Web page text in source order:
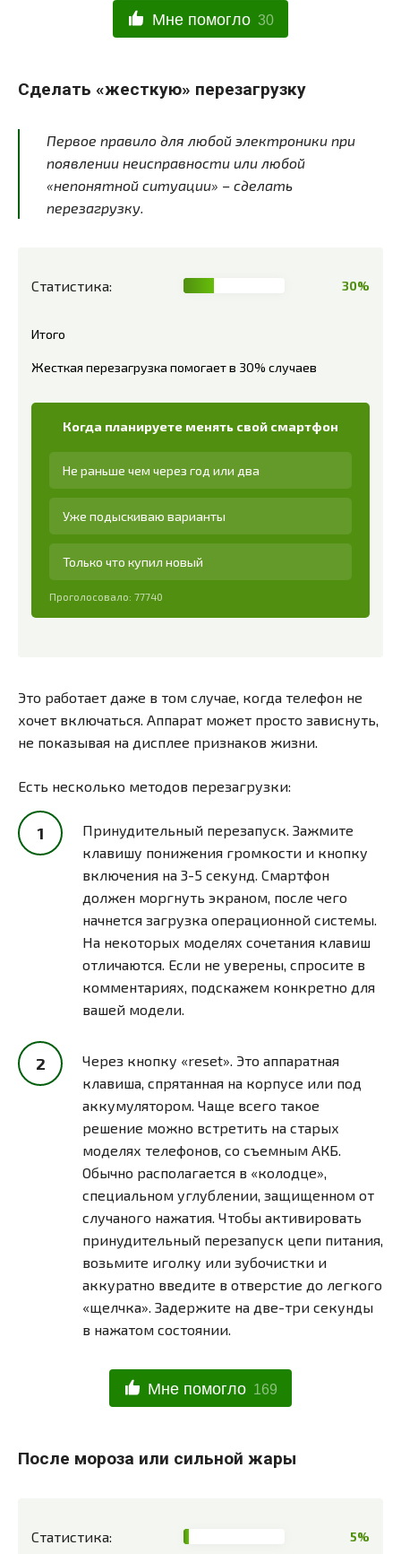
Мне помогло 30
Сделать «жесткую» перезагрузку
Первое правило для любой электроники при
появлении неисправности или любой
«непонятной ситуации» – сделать
перезагрузку.
Статистика: 30%
Итого
Жесткая перезагрузка помогает в 30% случаев
Когда планируете менять свой смартфон
Не раньше чем через год или два
Уже подыскиваю варианты
Только что купил новый
Проголосовало: 77740
Это работает даже в том случае, когда телефон не
хочет включаться. Аппарат может просто зависнуть,
не показывая на дисплее признаков жизни.
Есть несколько методов перезагрузки:
Принудительный перезапуск. Зажмите
клавишу понижения громкости и кнопку
включения на 3-5 секунд. Смартфон
должен моргнуть экраном, после чего
начнется загрузка операционной системы.
На некоторых моделях сочетания клавиш
отличаются. Если не уверены, спросите в
комментариях, подскажем конкретно для
вашей модели.
Через кнопку «reset». Это аппаратная
клавиша, спрятанная на корпусе или под
аккумулятором. Чаще всего такое
решение можно встретить на старых
моделях телефонов, со съемным АКБ.
Обычно располагается в «колодце»,
специальном углублении, защищенном от
случаного нажатия. Чтобы активировать
принудительный перезапуск цепи питания,
возьмите иголку или зубочистки и
аккуратно введите в отверстие до легкого
«щелчка». Задержите на две-три секунды
в нажатом состоянии.
Мне помогло 169
После мороза или сильной жары
Статистика: 5%